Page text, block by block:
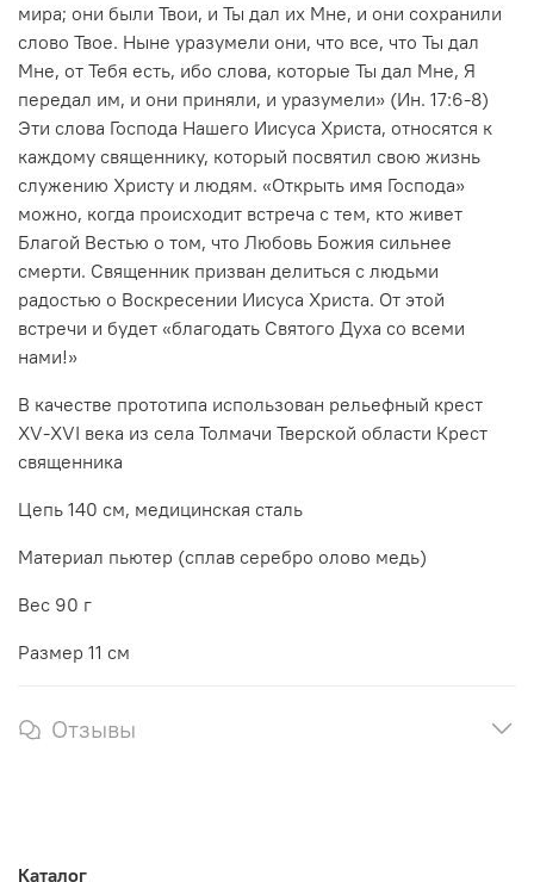
мира; они были Твои, и Ты дал их Мне, и они сохранили
слово Твое. Ныне уразумели они, что все, что Ты дал
Мне, от Тебя есть, ибо слова, которые Ты дал Мне, Я
передал им, и они приняли, и уразумели» (Ин. 17:6-8)
Эти слова Господа Нашего Иисуса Христа, относятся к
каждому священнику, который посвятил свою жизнь
служению Христу и людям. «Открыть имя Господа»
можно, когда происходит встреча с тем, кто живет
Благой Вестью о том, что Любовь Божия сильнее
смерти. Священник призван делиться с людьми
радостью о Воскресении Иисуса Христа. От этой
встречи и будет «благодать Святого Духа со всеми
нами!»
В качестве прототипа использован рельефный крест
XV-XVI века из села Толмачи Тверской области Крест
священника
Цепь 140 см, медицинская сталь
Материал пьютер (сплав серебро олово медь)
Вес 90 г
Размер 11 см
Отзывы
Каталог